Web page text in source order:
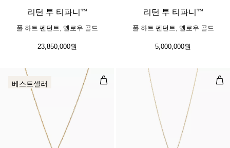
리턴 투 티파니™
풀 하트 펜던트, 옐로우 골드
23,850,000원
리턴 투 티파니™
풀 하트 펜던트, 옐로우 골드
5,000,000원
미니 하트 태그 펜던트, 옐로우 골드
베스트셀러 오